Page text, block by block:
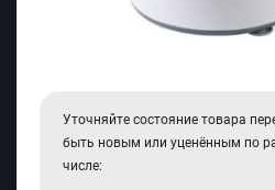
Уточняйте состояние товара
быть новым или уценённым по
числе: